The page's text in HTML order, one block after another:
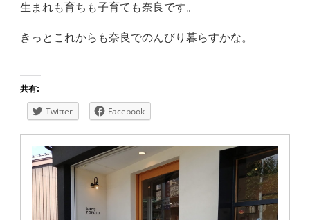
生まれも育ちも子育ても奈良です。
きっとこれからも奈良でのんびり暮らすかな。
共有:
Twitter Facebook